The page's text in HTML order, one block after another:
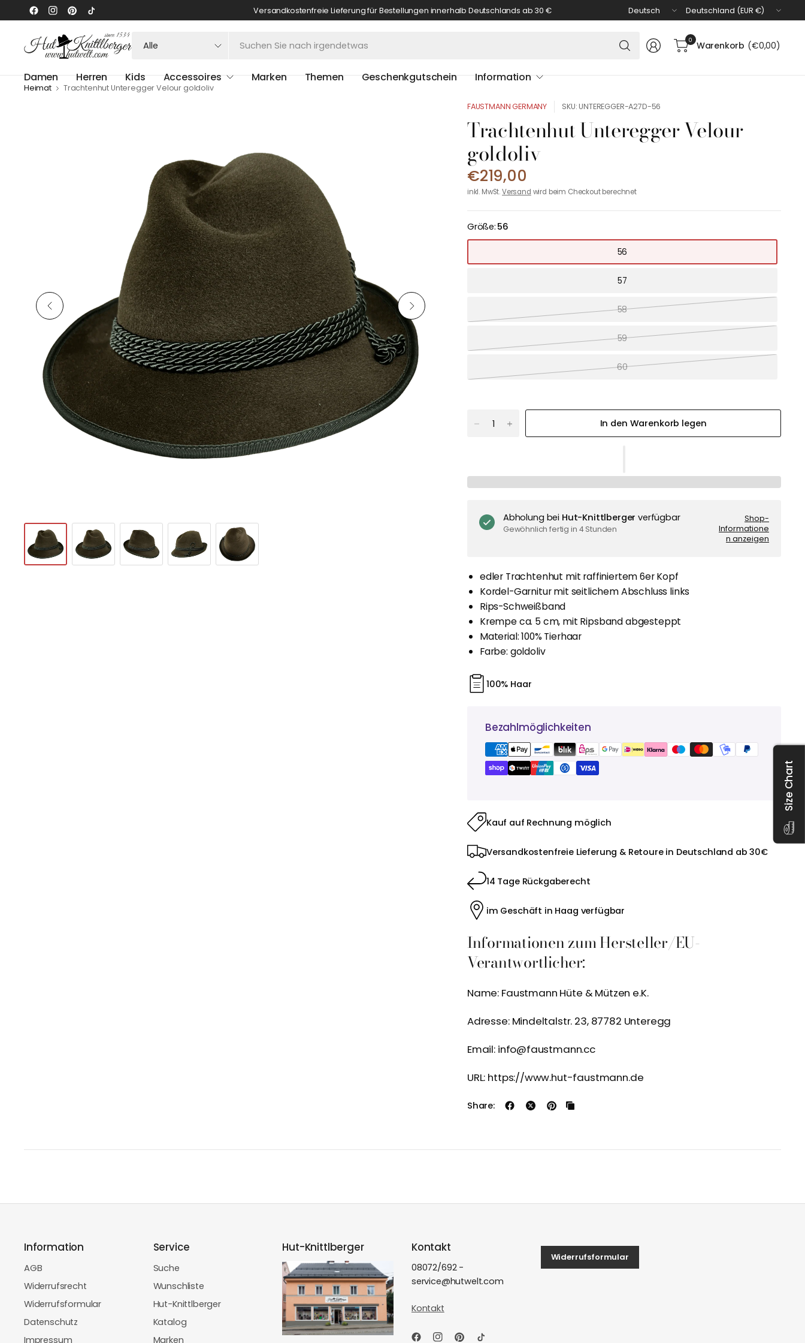
Versandkostenfreie Lieferung für Bestellungen innerhalb Deutschlands ab 30 €
Land/Region
aktualisieren
Land/Region
aktualisieren
Suchen
Sie
Sie
irgendetwas
0 Warenkorb (€0,00)
Damen Herren Kids Accessoires Marken Themen Geschenkgutschein Information
Heimat
Trachtenhut Unteregger Velour goldoliv
FAUSTMANN GERMANY
SKU: UNTEREGGER-A27D-56
Trachtenhut Unteregger Velour
goldoliv
€219,00
inkl. MwSt.Versand wird beim Checkout berechnet
Größe: 56
56
57
58
59
60
In den Warenkorb legen
Abholung bei Hut-Knittlberger verfügbar
Gewöhnlich fertig in 4 Stunden
Shop-
Informatione
n anzeigen
edler Trachtenhut mit raffiniertem 6er Kopf
Kordel-Garnitur mit seitlichem Abschluss links
Rips-Schweißband
Krempe ca. 5 cm, mit Ripsband abgesteppt
Material: 100% Tierhaar
Farbe: goldoliv
100% Haar
Bezahlmöglichkeiten
Kauf auf Rechnung möglich
Versandkostenfreie Lieferung & Retoure in Deutschland ab 30€
14 Tage Rückgaberecht
im Geschäft in Haag verfügbar
Informationen zum Hersteller/EU-
Verantwortlicher:
Name: Faustmann Hüte & Mützen e.K.
Adresse: Mindeltalstr. 23, 87782 Unteregg
Email: info@faustmann.cc
URL: https://www.hut-faustmann.de
Share:
Information
AGB
Widerrufsrecht
Widerrufsformular
Datenschutz
Impressum
Service
Suche
Wunschliste
Hut-Knittlberger
Katalog
Marken
Hut-Knittlberger Kontakt
08072/692 -
service@hutwelt.com
Kontakt
Widerrufsformular
Size Chart